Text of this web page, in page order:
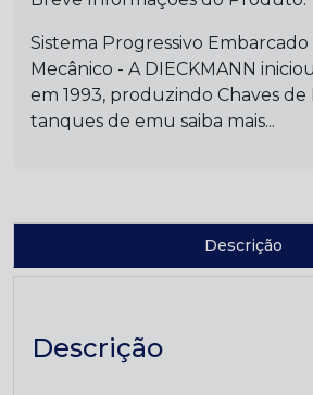
Sistema Progressivo Embarcado
Mecânico - A DIECKMANN
em 1993, produzindo Chaves de
tanques de emu saiba mais...
Descrição
Descrição